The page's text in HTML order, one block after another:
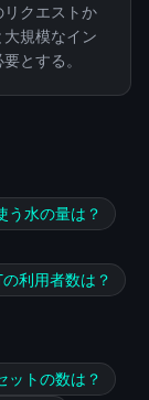
クエストか
規模なイン
とする。
う水の量は？
利用者数は？
ットの数は？